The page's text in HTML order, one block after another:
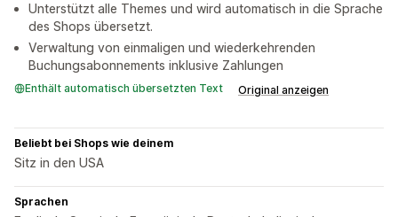
Unterstützt alle Themes und wird automatisch in die Sprache
des Shops übersetzt.
Verwaltung von einmaligen und wiederkehrenden
Buchungsabonnements inklusive Zahlungen
Enthält automatisch übersetzten Text Original anzeigen
Beliebt bei Shops wie deinem
Sitz in den USA
Sprachen